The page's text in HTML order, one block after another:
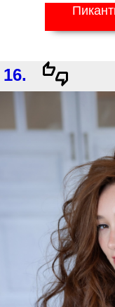
16.